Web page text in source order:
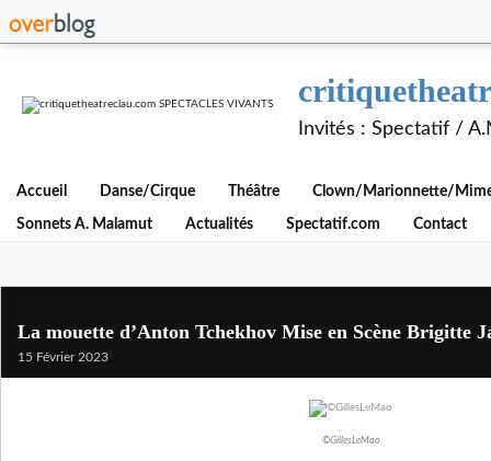
Invités : Spectatif /
Accueil Danse/Cirque Théâtre Clown/Marionnette/
Sonnets A. Malamut Actualités Spectatif.com Contact
La mouette d’Anton Tchekhov Mise en Scène Brigitte
15 Février 2023
©GillesLeMao